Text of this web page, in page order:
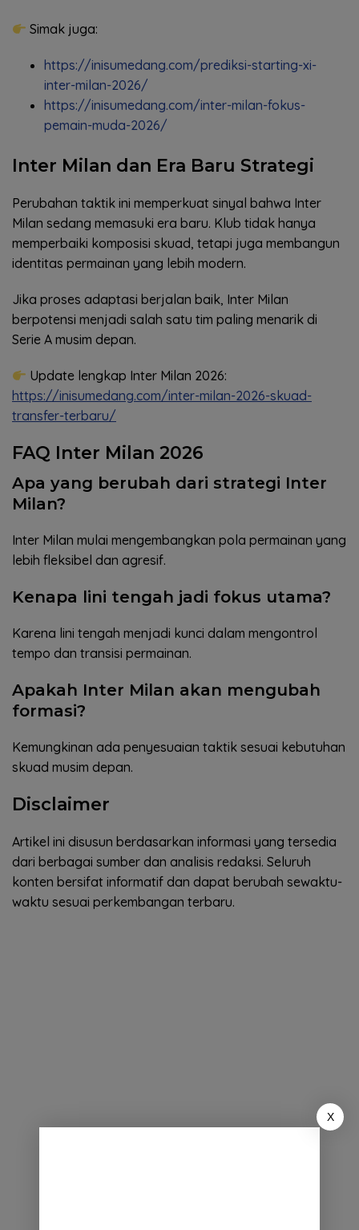
Simak juga:
https://inisumedang.com/prediksi-starting-xi-
inter-milan-2026/
https://inisumedang.com/inter-milan-fokus-
pemain-muda-2026/
Inter Milan dan Era Baru Strategi
Perubahan taktik ini memperkuat sinyal bahwa Inter
Milan sedang memasuki era baru. Klub tidak hanya
memperbaiki komposisi skuad, tetapi juga membangun
identitas permainan yang lebih modern.
Jika proses adaptasi berjalan baik, Inter Milan
berpotensi menjadi salah satu tim paling menarik di
Serie A musim depan.
Update lengkap Inter Milan 2026:
https://inisumedang.com/inter-milan-2026-skuad-
transfer-terbaru/
FAQ Inter Milan 2026
Apa yang berubah dari strategi Inter
Milan?
Inter Milan mulai mengembangkan pola permainan yang
lebih fleksibel dan agresif.
Kenapa lini tengah jadi fokus utama?
Karena lini tengah menjadi kunci dalam mengontrol
tempo dan transisi permainan.
Apakah Inter Milan akan mengubah
formasi?
Kemungkinan ada penyesuaian taktik sesuai kebutuhan
skuad musim depan.
Disclaimer
Artikel ini disusun berdasarkan informasi yang tersedia
dari berbagai sumber dan analisis redaksi. Seluruh
konten bersifat informatif dan dapat berubah sewaktu-
waktu sesuai perkembangan terbaru.
X